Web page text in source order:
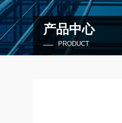
产品中心
PRODUCT